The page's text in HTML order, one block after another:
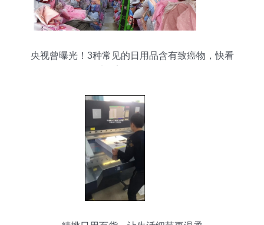
央视曾曝光！3种常见的日用品含有致癌物，快看